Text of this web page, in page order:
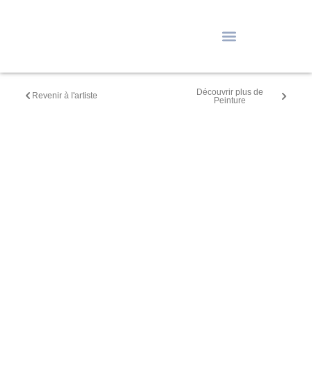
Revenir à l'artiste
Découvrir plus de
Peinture